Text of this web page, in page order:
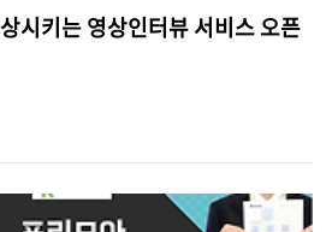
시키는 영상인터뷰 서비스 오픈